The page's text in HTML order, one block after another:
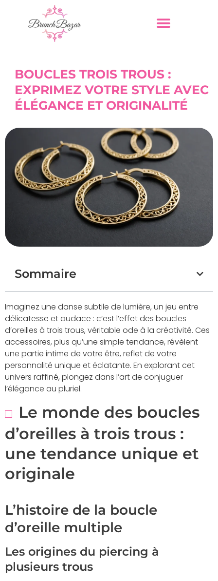
BOUCLES TROIS TROUS :
EXPRIMEZ VOTRE STYLE AVEC
ÉLÉGANCE ET ORIGINALITÉ
Sommaire
Imaginez une danse subtile de lumière, un jeu entre
délicatesse et audace : c’est l’effet des boucles
d’oreilles à trois trous, véritable ode à la créativité. Ces
accessoires, plus qu’une simple tendance, révèlent
une partie intime de votre être, reflet de votre
personnalité unique et éclatante. En explorant cet
univers raffiné, plongez dans l’art de conjuguer
l’élégance au pluriel.
Le monde des boucles
d’oreilles à trois trous :
une tendance unique et
originale
L’histoire de la boucle
d’oreille multiple
Les origines du piercing à
plusieurs trous